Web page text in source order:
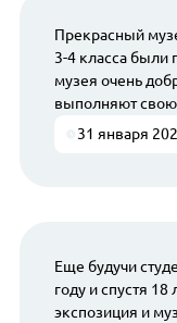
Прекрасный
3-4 класса были
музея очень
выполняют свою
31 января
Еще будучи
году и спустя
экспозиция и